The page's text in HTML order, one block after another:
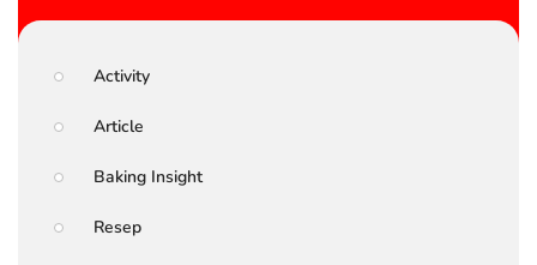
Activity
Article
Baking Insight
Resep